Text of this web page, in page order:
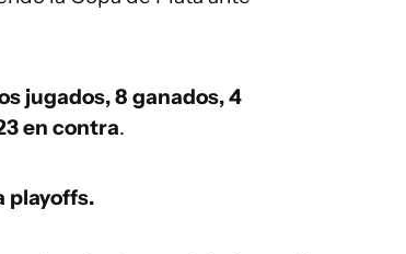
jugados, 8 ganados, 4
en contra.
playoffs.